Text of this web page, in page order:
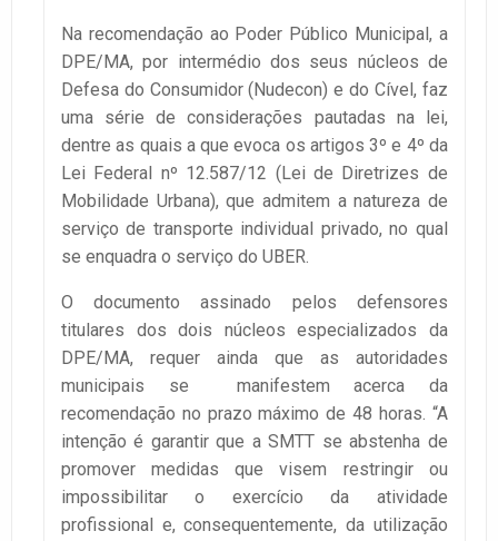
Na recomendação ao Poder Público Municipal, a
DPE/MA, por intermédio dos seus núcleos de
Defesa do Consumidor (Nudecon) e do Cível, faz
uma série de considerações pautadas na lei,
dentre as quais a que evoca os artigos 3º e 4º da
Lei Federal nº 12.587/12 (Lei de Diretrizes de
Mobilidade Urbana), que admitem a natureza de
serviço de transporte individual privado, no qual
se enquadra o serviço do UBER.
O documento assinado pelos defensores
titulares dos dois núcleos especializados da
DPE/MA, requer ainda que as autoridades
municipais se manifestem acerca da
recomendação no prazo máximo de 48 horas. “A
intenção é garantir que a SMTT se abstenha de
promover medidas que visem restringir ou
impossibilitar o exercício da atividade
profissional e, consequentemente, da utilização